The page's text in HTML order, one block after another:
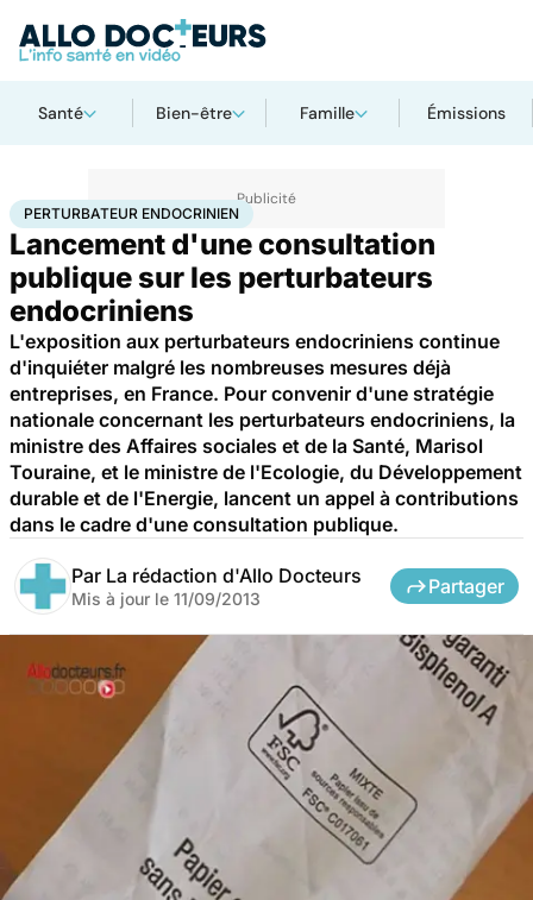
Santé Bien-être Famille Émissions
AccueilSantéPerturbateur endocrinien
PERTURBATEUR ENDOCRINIEN
Lancement d'une consultation
publique sur les perturbateurs
endocriniens
L'exposition aux perturbateurs endocriniens continue
d'inquiéter malgré les nombreuses mesures déjà
entreprises, en France. Pour convenir d'une stratégie
nationale concernant les perturbateurs endocriniens, la
ministre des Affaires sociales et de la Santé, Marisol
Touraine, et le ministre de l'Ecologie, du Développement
durable et de l'Energie, lancent un appel à contributions
dans le cadre d'une consultation publique.
Par La rédaction d'Allo Docteurs
Mis à jour le 11/09/2013
Partager